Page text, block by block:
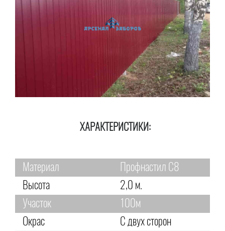
ХАРАКТЕРИСТИКИ:
Материал
Профнастил С8
Высота
2,0 м.
Участок
100м
Окрас
С двух сторон